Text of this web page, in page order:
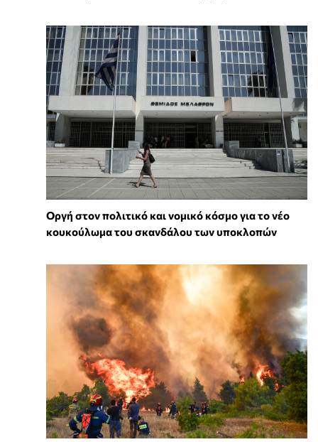
Οργή στον πολιτικό και νομικό κόσμο για το νέο
κουκούλωμα του σκανδάλου των υποκλοπών